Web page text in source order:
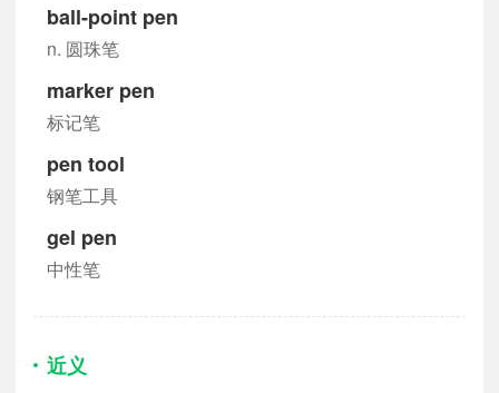
ball-point pen
n. 圆珠笔
marker pen
标记笔
pen tool
钢笔工具
gel pen
中性笔
近义